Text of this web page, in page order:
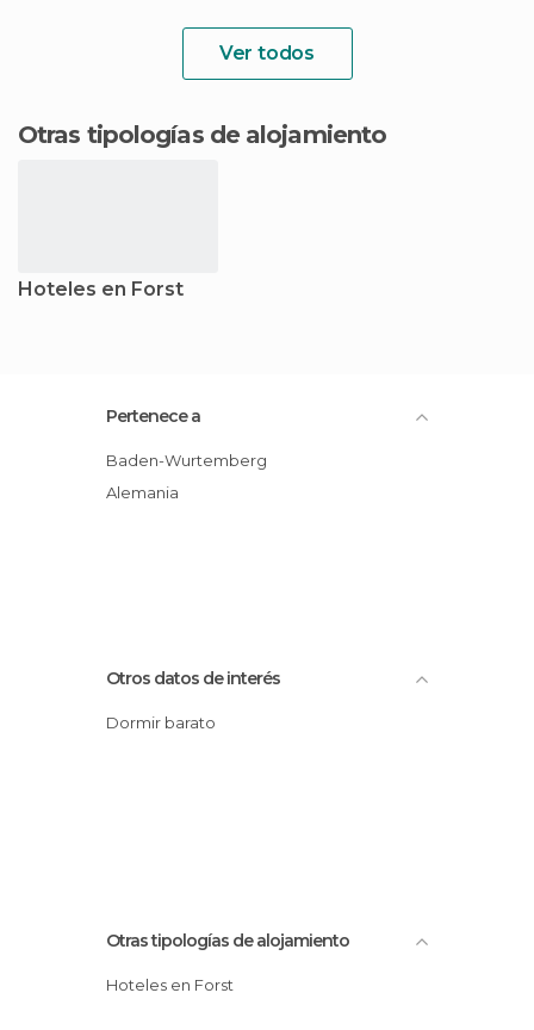
Ver todos
Otras tipologías de alojamiento
Hoteles en Forst
Pertenece a
Baden-Wurtemberg
Alemania
Otros datos de interés
Dormir barato
Otras tipologías de alojamiento
Hoteles en Forst